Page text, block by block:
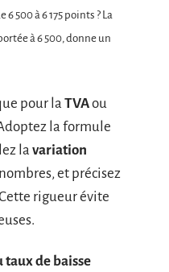
500 à 6 175 points ? La
à 6 500, donne un
pour la TVAou
la formule
la variation
et précisez
rigueur évite
taux de baisse